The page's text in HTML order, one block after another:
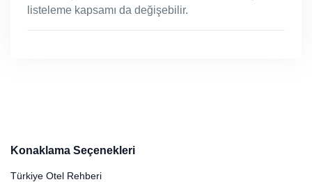
listeleme kapsamı da değişebilir.
Konaklama Seçenekleri
Türkiye Otel Rehberi